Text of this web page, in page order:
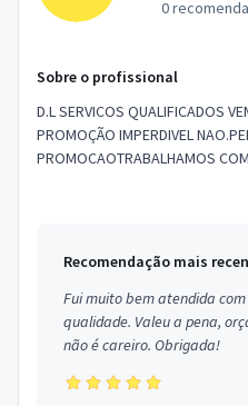
0
Sobre o profissional
D.L SERVICOS QUALIFICADOS
PROMOÇÃO IMPERDIVEL
PROMOCAOTRABALHAMOS
Recomendação mais
Fui muito bem atendida
qualidade. Valeu a pena,
não é careiro. Obrigada!